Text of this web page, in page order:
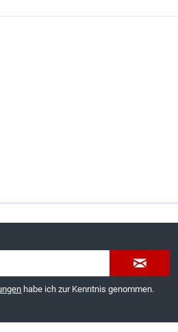
habe ich zur Kenntnis genommen.